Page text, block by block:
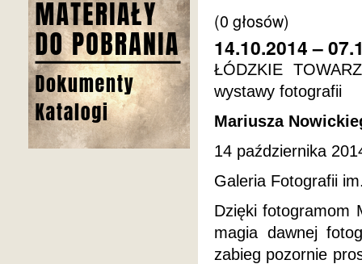
(0 głosów)
14.10.2014 –
ŁÓDZKIE
wystawy fotografii
Mariusza
14 października
Galeria Fotografii
Dzięki fotogramom
magia dawnej
zabieg pozornie